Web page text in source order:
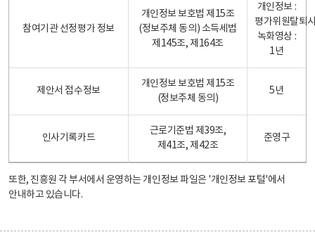
참여기관 선정평가 정보
개인정보 보호법 제15조
(정보주체 동의) 소득세법
제145조, 제164조
개인정보 :
평가위원탈퇴
녹화영상 :
1년
제안서 접수정보
개인정보 보호법 제15조
(정보주체 동의)
5년
인사기록카드
근로기준법 제39조,
제41조, 제42조
준영구
또한, 진흥원 각 부서에서 운영하는 개인정보 파일은 '개인정보 포털'에서
안내하고 있습니다.